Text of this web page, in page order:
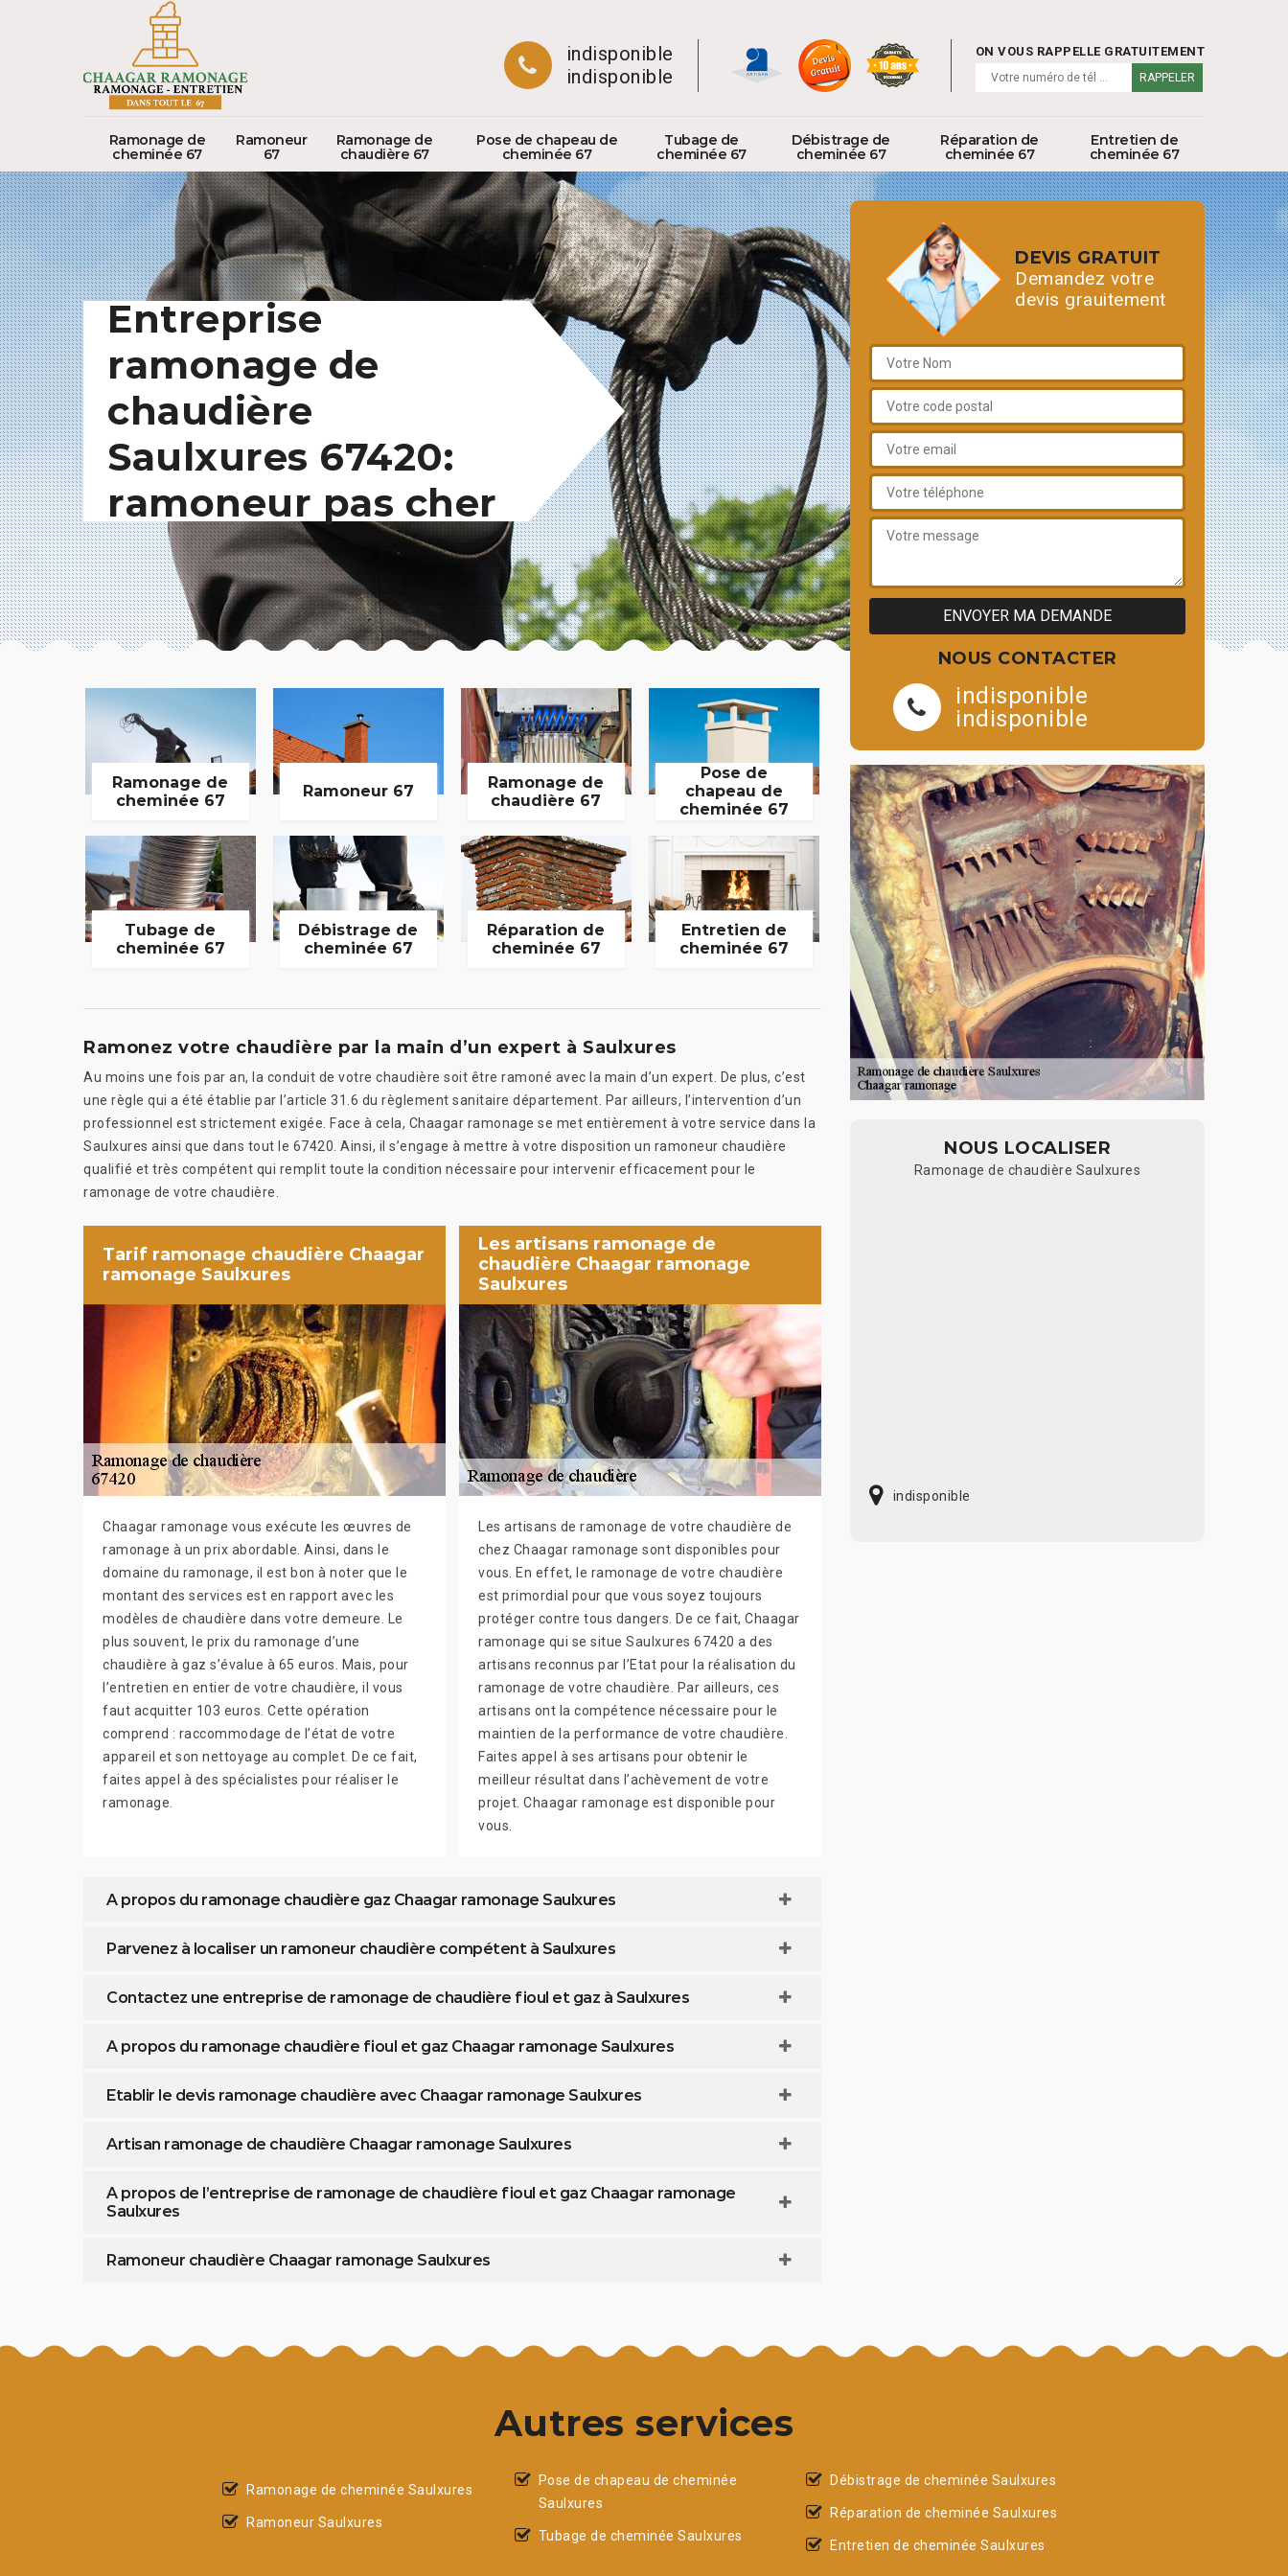
indisponible
indisponible
ON VOUS RAPPELLE GRATUITEMENT
Ramonage de
cheminée 67
Ramoneur
67
Ramonage de
chaudière 67
Pose de chapeau de
cheminée 67
Tubage de
cheminée 67
Débistrage de
cheminée 67
Réparation de
cheminée 67
Entretien de
cheminée 67
Entreprise
ramonage de
chaudière
Saulxures 67420:
ramoneur pas cher
Ramonage de
cheminée 67
Ramoneur 67
Ramonage de
chaudière 67
Pose de
chapeau de
cheminée 67
Tubage de
cheminée 67
Débistrage de
cheminée 67
Réparation de
cheminée 67
Entretien de
cheminée 67
Ramonez votre chaudière par la main d’un expert à Saulxures
Au moins une fois par an, la conduit de votre chaudière soit être ramoné avec la main d’un expert. De plus, c’est
une règle qui a été établie par l’article 31.6 du règlement sanitaire département. Par ailleurs, l’intervention d’un
professionnel est strictement exigée. Face à cela, Chaagar ramonage se met entièrement à votre service dans la
Saulxures ainsi que dans tout le 67420. Ainsi, il s’engage à mettre à votre disposition un ramoneur chaudière
qualifié et très compétent qui remplit toute la condition nécessaire pour intervenir efficacement pour le
ramonage de votre chaudière.
Tarif ramonage chaudière Chaagar
ramonage Saulxures
Chaagar ramonage vous exécute les œuvres de
ramonage à un prix abordable. Ainsi, dans le
domaine du ramonage, il est bon à noter que le
montant des services est en rapport avec les
modèles de chaudière dans votre demeure. Le
plus souvent, le prix du ramonage d’une
chaudière à gaz s’évalue à 65 euros. Mais, pour
l’entretien en entier de votre chaudière, il vous
faut acquitter 103 euros. Cette opération
comprend : raccommodage de l’état de votre
appareil et son nettoyage au complet. De ce fait,
faites appel à des spécialistes pour réaliser le
ramonage.
Les artisans ramonage de
chaudière Chaagar ramonage
Saulxures
Les artisans de ramonage de votre chaudière de
chez Chaagar ramonage sont disponibles pour
vous. En effet, le ramonage de votre chaudière
est primordial pour que vous soyez toujours
protéger contre tous dangers. De ce fait, Chaagar
ramonage qui se situe Saulxures 67420 a des
artisans reconnus par l’Etat pour la réalisation du
ramonage de votre chaudière. Par ailleurs, ces
artisans ont la compétence nécessaire pour le
maintien de la performance de votre chaudière.
Faites appel à ses artisans pour obtenir le
meilleur résultat dans l’achèvement de votre
projet. Chaagar ramonage est disponible pour
vous.
A propos du ramonage chaudière gaz Chaagar ramonage Saulxures
Parvenez à localiser un ramoneur chaudière compétent à Saulxures
Contactez une entreprise de ramonage de chaudière fioul et gaz à Saulxures
A propos du ramonage chaudière fioul et gaz Chaagar ramonage Saulxures
Etablir le devis ramonage chaudière avec Chaagar ramonage Saulxures
Artisan ramonage de chaudière Chaagar ramonage Saulxures
A propos de l’entreprise de ramonage de chaudière fioul et gaz Chaagar ramonage
Saulxures
Ramoneur chaudière Chaagar ramonage Saulxures
DEVIS GRATUIT
Demandez votre
devis grauitement
NOUS CONTACTER
indisponible
indisponible
NOUS LOCALISER
Ramonage de chaudière Saulxures
indisponible
Autres services
Ramonage de cheminée Saulxures
Ramoneur Saulxures
Pose de chapeau de cheminée
Saulxures
Tubage de cheminée Saulxures
Débistrage de cheminée Saulxures
Réparation de cheminée Saulxures
Entretien de cheminée Saulxures